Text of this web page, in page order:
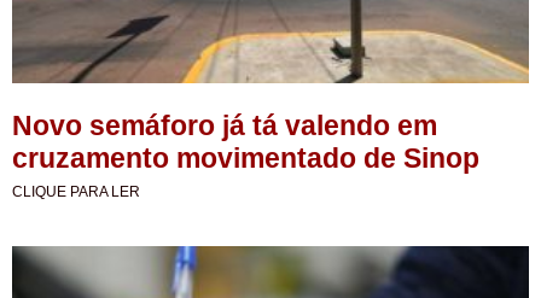
Novo semáforo já tá valendo em
cruzamento movimentado de Sinop
CLIQUE PARA LER